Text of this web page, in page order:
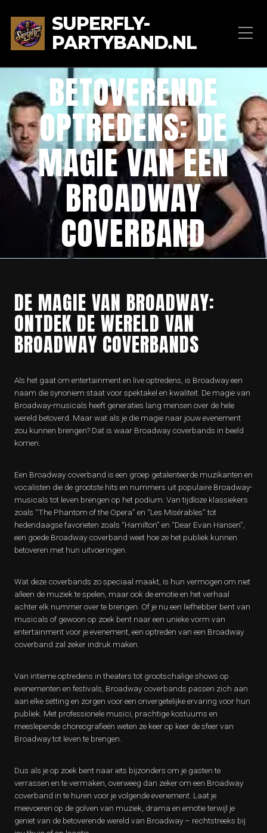
SUPERFLY-
PARTYBAND.NL
BETOVERENDE
OPTREDENS: DE
MAGIE VAN EEN
BROADWAY
COVERBAND
DE MAGIE VAN BROADWAY:
ONTDEK DE WERELD VAN
BROADWAY COVERBANDS
Als het gaat om entertainment en live optredens, is Broadway een
naam die synoniem staat voor spektakel en kwaliteit. De magie van
Broadway-musicals heeft generaties lang mensen over de hele
wereld betoverd. Maar wat als je die magie naar jouw evenement
zou kunnen brengen? Dat is waar Broadway coverbands in beeld
komen.
Een Broadway coverband is een groep getalenteerde muzikanten en
vocalisten die de grootste hits en nummers uit populaire Broadway-
musicals tot leven brengen op het podium. Van tijdloze klassiekers
zoals “The Phantom of the Opera” en “Les Misérables” tot
hedendaagse favorieten zoals “Hamilton” en “Dear Evan Hansen”,
een goede Broadway coverband weet hoe ze het publiek kunnen
betoveren met hun uitvoeringen.
Wat deze coverbands zo speciaal maakt, is hun vermogen om niet
alleen de muziek te spelen, maar ook de emotie en het verhaal
achter elk nummer over te brengen. Of je nu een liefhebber bent van
musicals of gewoon op zoek bent naar een unieke vorm van
entertainment voor je evenement, een optreden van een Broadway
coverband zal zeker indruk maken.
Van intieme optredens in theaters tot grootschalige shows op
evenementen en festivals, Broadway coverbands passen zich aan
aan elke setting en zorgen voor een onvergetelijke ervaring voor hun
publiek. Met professionele musici, prachtige kostuums en
meeslepende choreografieën weten ze keer op keer de sfeer van
Broadway tot leven te brengen.
Dus als je op zoek bent naar iets bijzonders om je gasten te
verrassen en te vermaken, overweeg dan zeker om een ​​Broadway
coverband in te huren voor je volgende evenement. Laat je
meevoeren op de golven van muziek, drama en emotie terwijl je
geniet van de betoverende wereld van Broadway – rechtstreeks bij